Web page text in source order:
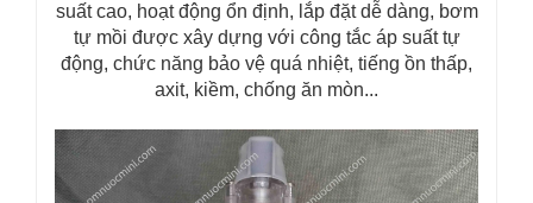
suất cao, hoạt động ổn định, lắp đặt dễ dàng, bơm
tự mồi được xây dựng với công tắc áp suất tự
động, chức năng bảo vệ quá nhiệt, tiếng ồn thấp,
axit, kiềm, chống ăn mòn...